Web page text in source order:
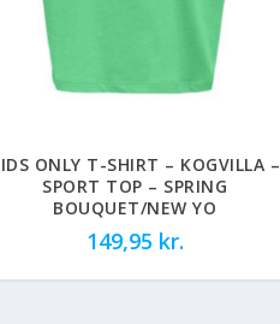
ONLY T-SHIRT – KOGVILLA –
SPORT TOP – SPRING
BOUQUET/NEW YO
149,95 kr.